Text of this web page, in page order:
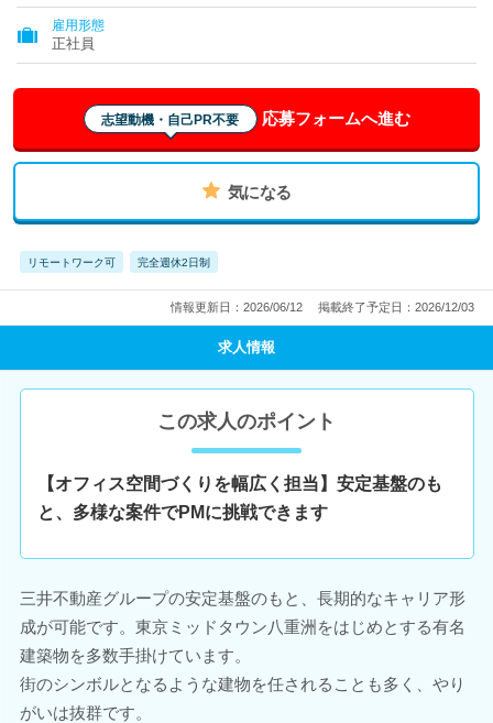
雇用形態
正社員
志望動機・自己PR不要 応募フォームへ進む
気になる
リモートワーク可 完全週休2日制
情報更新日：2026/06/12 掲載終了予定日：2026/12/03
求人情報
この求人のポイント
【オフィス空間づくりを幅広く担当】安定基盤のも
と、多様な案件でPMに挑戦できます
三井不動産グループの安定基盤のもと、長期的なキャリア形
成が可能です。東京ミッドタウン八重洲をはじめとする有名
建築物を多数手掛けています。
街のシンボルとなるような建物を任されることも多く、やり
がいは抜群です。